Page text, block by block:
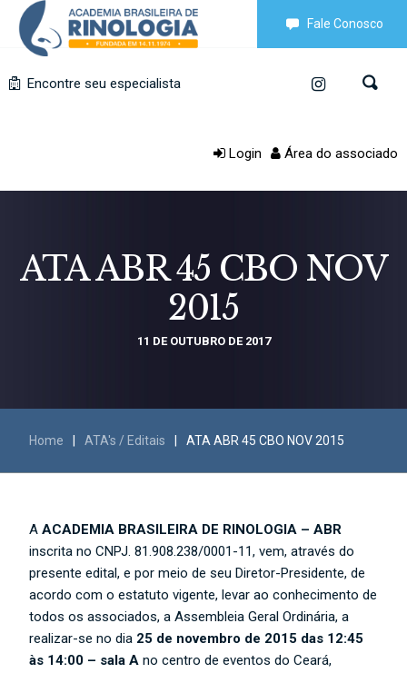
Fale Conosco
Encontre seu especialista
Login Área do associado
ATA ABR 45 CBO NOV
2015
11 DE OUTUBRO DE 2017
Home ATA's / Editais ATA ABR 45 CBO NOV 2015
AACADEMIA BRASILEIRA DE RINOLOGIA – ABR
inscrita no CNPJ. 81.908.238/0001-11, vem, através do
presente edital, e por meio de seu Diretor-Presidente, de
acordo com o estatuto vigente, levar ao conhecimento de
todos os associados, a Assembleia Geral Ordinária, a
realizar-se no dia 25 de novembro de 2015 das 12:45
às 14:00 – sala A no centro de eventos do Ceará,